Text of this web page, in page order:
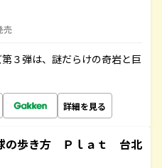
売
３弾は、謎だらけの奇岩と巨
詳細を見る
の歩き方 Ｐｌａｔ 台北